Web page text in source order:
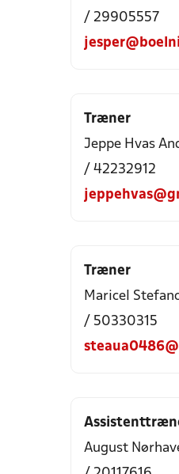
/ 29905557
Træner
Jeppe Hvas
/ 42232912
Træner
Maricel
/ 50330315
August